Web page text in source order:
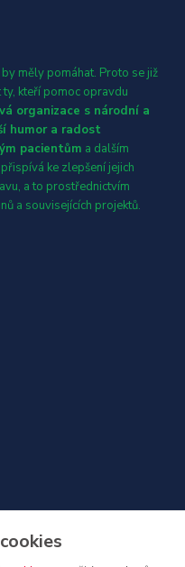
měly pomáhat. Proto se již
kteří pomoc opravdu
organizace s národní a
humor a radost
pacientům a dalším
ke zlepšení jejich
a to prostřednictvím
a souvisejících projektů.